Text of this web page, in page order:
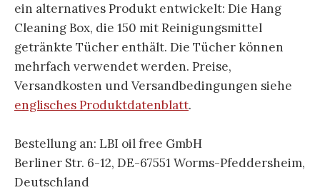
ein alternatives Produkt entwickelt: Die Hang
Cleaning Box, die 150 mit Reinigungsmittel
getränkte Tücher enthält. Die Tücher können
mehrfach verwendet werden. Preise,
Versandkosten und Versandbedingungen siehe
englisches Produktdatenblatt.
Bestellung an: LBI oil free GmbH
Berliner Str. 6-12, DE-67551 Worms-Pfeddersheim,
Deutschland